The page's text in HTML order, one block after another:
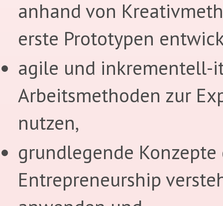
anhand von
erste Prototypen
agile und inkrementell-
Arbeitsmethoden zur
nutzen,
grundlegende Konzepte
Entrepreneurship